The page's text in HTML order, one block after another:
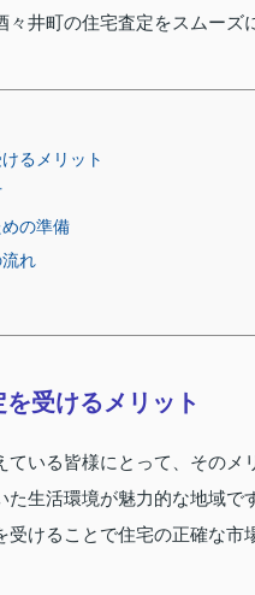
々井町の住宅査定をスムー
るメリット
の準備
れ
受けるメリット
ている皆様にとって、その
た生活環境が魅力的な地域
受けることで住宅の正確な